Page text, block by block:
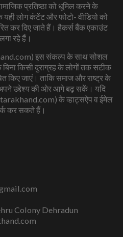
प्रतिष्ठा को धूमिल करने के
यही लोग कंटेंट और फोटो- वीडियो को
कर दिए जाते हैं। हैकर्स बैंक एकाउंट
रहे हैं।
इस संकल्प के साथ सोशल
बिना किसी दुराग्रह के लोगों तक सटीक
किए जाएं। ताकि समाज और राष्ट्र के
उद्देश्य की ओर आगे बढ़ सकें। यदि
के व्हाट्सऐप व ईमेल
कर सकते हैं।
Colony Dehradun